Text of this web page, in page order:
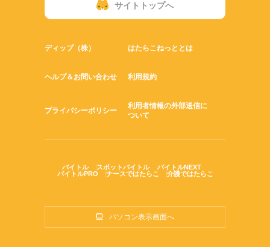
サイトトップへ
ディップ（株） はたらこねっととは
ヘルプ＆お問い合わせ 利用規約
プライバシーポリシー
利用者情報の外部送信に
ついて
バイトル スポットバイトル
バイトルNEXT
バイトルPRO
ナースではたらこ 介護ではたらこ
パソコン表示画面へ